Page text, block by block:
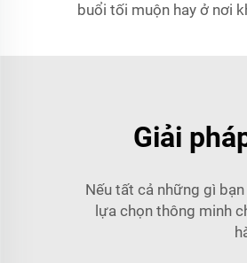
buổi tối muộn hay ở nơi
Giải
Nếu tất cả những gì
lựa chọn thông minh